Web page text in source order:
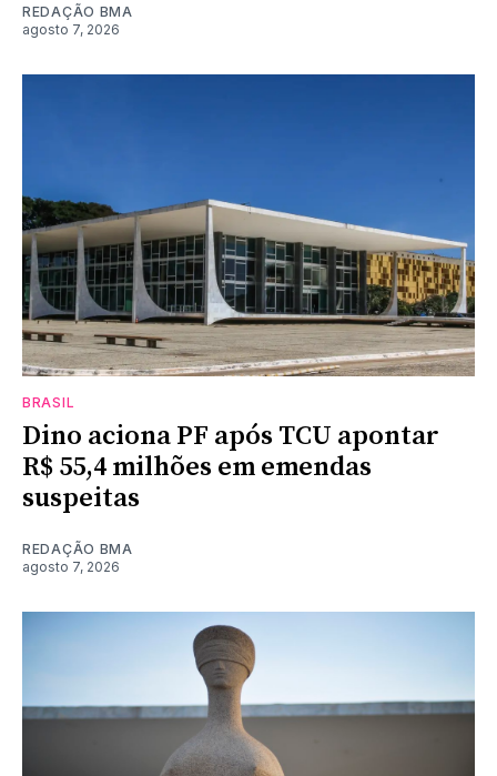
REDAÇÃO BMA
agosto 7, 2026
BRASIL
Dino aciona PF após TCU apontar
R$ 55,4 milhões em emendas
suspeitas
REDAÇÃO BMA
agosto 7, 2026